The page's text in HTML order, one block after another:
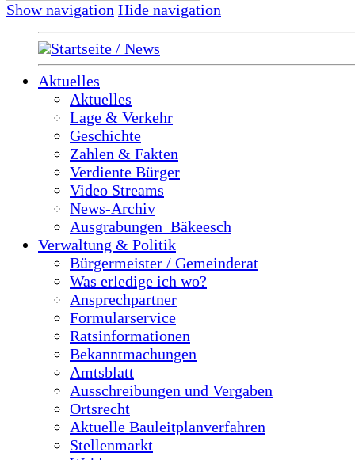
Show navigation Hide navigation
Startseite / News
Aktuelles
Aktuelles
Lage & Verkehr
Geschichte
Zahlen & Fakten
Verdiente Bürger
Video Streams
News-Archiv
Ausgrabungen_Bäkeesch
Verwaltung & Politik
Bürgermeister / Gemeinderat
Was erledige ich wo?
Ansprechpartner
Formularservice
Ratsinformationen
Bekanntmachungen
Amtsblatt
Ausschreibungen und Vergaben
Ortsrecht
Aktuelle Bauleitplanverfahren
Stellenmarkt